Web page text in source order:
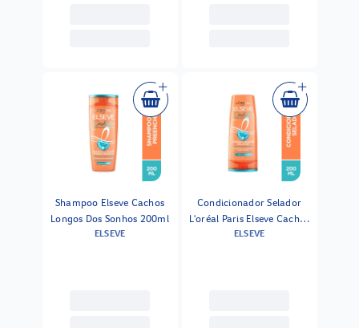
Shampoo Elseve Cachos
Longos Dos Sonhos 200ml
ELSEVE
Condicionador Selador
L'oréal Paris Elseve Cachos
Longos Dos Sonhos 200ml
ELSEVE